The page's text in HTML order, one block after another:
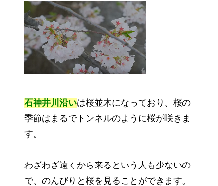
石神井川沿いは桜並木になっており、桜の
季節はまるでトンネルのように桜が咲きま
す。
わざわざ遠くから来るという人も少ないの
で、のんびりと桜を見ることができます。